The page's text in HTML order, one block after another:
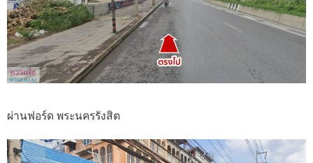
ผ่านฟอร์ด พระนครรังสิต